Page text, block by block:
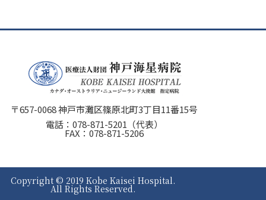
〒657-0068 神戸市灘区篠原北町3丁目11番15号
電話： 078-871-5201 （代表）
FAX：078-871-5206
Copyright © 2019 Kobe Kaisei Hospital.
All Rights Reserved.